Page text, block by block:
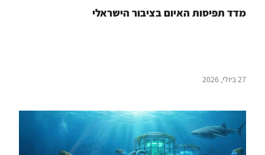
מדד תפיסות האיום בציבור הישראלי
27 ביולי, 2026